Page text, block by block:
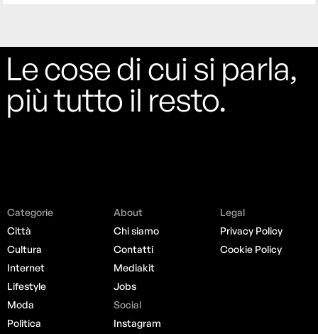
Le cose di cui si parla,
più tutto il resto.
Categorie
Città
Cultura
Internet
Lifestyle
Moda
Politica
About
Chi siamo
Contatti
Mediakit
Jobs
Social
Instagram
Legal
Privacy Policy
Cookie Policy